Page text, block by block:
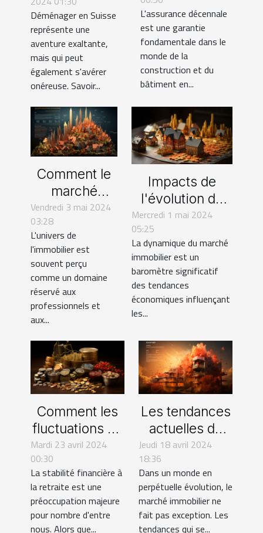
en Suisse pour
réduire les
coûts
Déménager en Suisse
représente une
aventure exaltante,
mais qui peut
également s'avérer
onéreuse. Savoir...
sociétés
étrangères en
Europe
L'assurance décennale
est une garantie
fondamentale dans le
monde de la
construction et du
bâtiment en...
Comment le
marché
immobilier
impacte
l'économie
globale
Vendredi 3 mai 2024
03:28
L'univers de
l'immobilier est
souvent perçu
comme un domaine
réservé aux
professionnels et
aux...
Impacts de
l'évolution du
marché
immobilier sur
les
investissements
personnels
Mercredi 1 mai 2024
05:25
La dynamique du marché
immobilier est un
baromètre significatif
des tendances
économiques influençant
les...
Comment les
fluctuations du
marché
immobilier
influencent
votre épargne
retraite
Mardi 23 avril 2024
00:30
La stabilité financière à
la retraite est une
préoccupation majeure
pour nombre d'entre
nous. Alors que...
Les tendances
actuelles du
marché
immobilier et
leur impact sur
les
copropriétés
Jeudi 18 avril 2024
18:36
Dans un monde en
perpétuelle évolution, le
marché immobilier ne
fait pas exception. Les
tendances qui se...